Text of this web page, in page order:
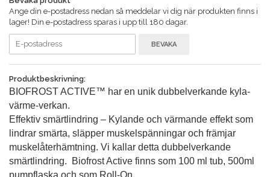
Ange din e-postadress nedan så meddelar vi dig när produkten finns i
lager! Din e-postadress sparas i upp till 180 dagar.
BEVAKA
Produktbeskrivning:
BIOFROST ACTIVE™ har en unik dubbelverkande kyla-
värme-verkan.
Effektiv smärtlindring – Kylande och värmande effekt som
lindrar smärta, släpper muskelspänningar och främjar
muskelåterhämtning. Vi kallar detta dubbelverkande
smärtlindring. Biofrost Active finns som 100 ml tub, 500ml
pumpflaska och som Roll-On.